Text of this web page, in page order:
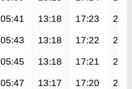
05:41 13:18 17:23
05:43 13:18 17:22
05:45 13:18 17:21
05:47 13:17 17:20